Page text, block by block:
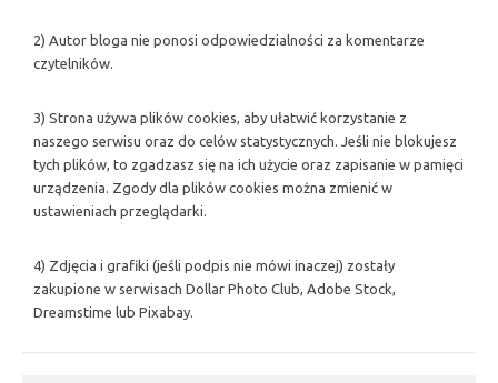
2) Autor bloga nie ponosi odpowiedzialności za komentarze
czytelników.
3) Strona używa plików cookies, aby ułatwić korzystanie z
naszego serwisu oraz do celów statystycznych. Jeśli nie blokujesz
tych plików, to zgadzasz się na ich użycie oraz zapisanie w pamięci
urządzenia. Zgody dla plików cookies można zmienić w
ustawieniach przeglądarki.
4) Zdjęcia i grafiki (jeśli podpis nie mówi inaczej) zostały
zakupione w serwisach Dollar Photo Club, Adobe Stock,
Dreamstime lub Pixabay.